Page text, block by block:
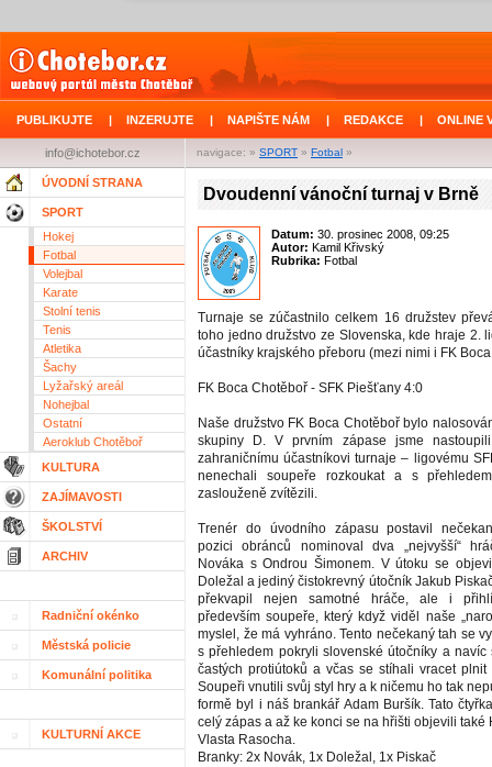
PUBLIKUJTE | INZERUJTE | NAPIŠTE NÁM | REDAKCE | ONLINE
navigace: » SPORT » Fotbal »
info@ichotebor.cz
ÚVODNÍ STRANA
SPORT
Hokej
Fotbal
Volejbal
Karate
Stolní tenis
Tenis
Atletika
Šachy
Lyžařský areál
Nohejbal
Ostatní
Aeroklub Chotěboř
KULTURA
ZAJÍMAVOSTI
ŠKOLSTVÍ
ARCHIV
Radniční okénko
Městská policie
Komunální politika
KULTURNÍ AKCE
Dvoudenní vánoční turnaj v Brně
Datum: 30. prosinec 2008, 09:25
Autor: Kamil Křivský
Rubrika: Fotbal
Turnaje se zúčastnilo celkem 16 družstev
toho jedno družstvo ze Slovenska, kde hraje 2.
účastníky krajského přeboru (mezi nimi i FK
FK Boca Chotěboř - SFK Piešťany 4:0
Naše družstvo FK Boca Chotěboř bylo
skupiny D. V prvním zápase jsme
zahraničnímu účastníkovi turnaje – ligovému
nenechali soupeře rozkoukat a s
zaslouženě zvítězili.
Trenér do úvodního zápasu postavil
pozici obránců nominoval dva „nejvyšší“
Nováka s Ondrou Šimonem. V útoku se
Doležal a jediný čistokrevný útočník Jakub
překvapil nejen samotné hráče, ale i
především soupeře, který když viděl naše
myslel, že má vyhráno. Tento nečekaný tah se
s přehledem pokryli slovenské útočníky a navíc
častých protiútoků a včas se stíhali vracet plnit
Soupeři vnutili svůj styl hry a k ničemu ho tak
formě byl i náš brankář Adam Buršík. Tato
celý zápas a až ke konci se na hřišti objevili také
Vlasta Rasocha.
Branky: 2x Novák, 1x Doležal, 1x Piskač